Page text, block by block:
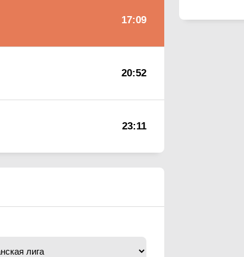
17:09
20:52
23:11